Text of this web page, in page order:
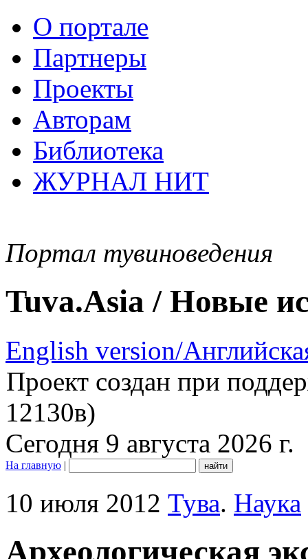
О портале
Партнеры
Проекты
Авторам
Библиотека
ЖУРНАЛ НИТ
Портал тувиноведения
Tuva.Asia / Новые
English version/
Проект создан при
12130в)
Сегодня 9 августа 2026 г.
На главную |
10 июля 2012 Тува. Наука
Археологическая